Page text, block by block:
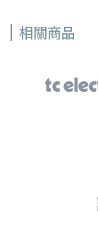
相關商品